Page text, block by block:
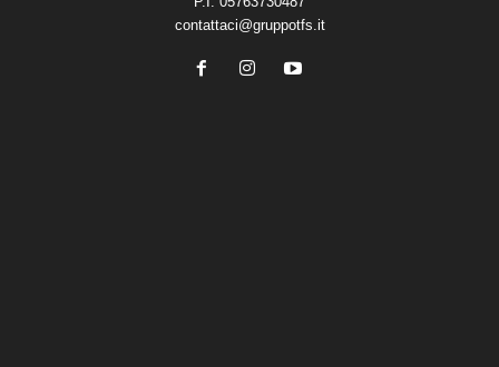
contattaci@gruppotfs.it